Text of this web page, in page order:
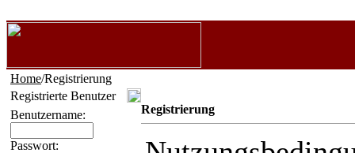
Home/Registrierung
Registrierte Benutzer
Benutzername:
Passwort:
Registrierung